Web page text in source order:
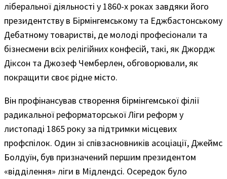
ліберальної діяльності у 1860-х роках завдяки його
президентству в Бірмінгемському та Еджбастонському
Дебатному товаристві, де молоді професіонали та
бізнесмени всіх релігійних конфесій, такі, як Джордж
Діксон та Джозеф Чемберлен, обговорювали, як
покращити своє рідне місто.
Він профінансував створення бірмінгемської філії
радикальної реформаторської Ліги реформ у
листопаді 1865 року за підтримки місцевих
профспілок. Один зі співзасновників асоціації, Джеймс
Болдуїн, був призначений першим президентом
«відділення» ліги в Мідлендсі. Осередок було